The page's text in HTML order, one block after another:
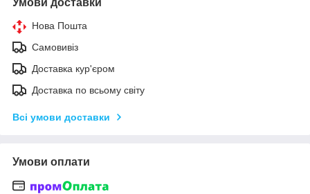
Нова Пошта
Самовивіз
Доставка кур'єром
Доставка по всьому світу
Всі умови доставки
Умови оплати